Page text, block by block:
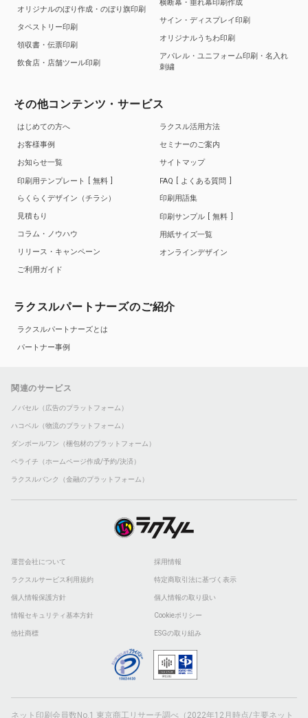
オリジナルのぼり作成・のぼり旗印刷
タペストリー印刷
領収書・伝票印刷
飲食店・店舗ツール印刷
横断幕・垂れ幕印刷作成
サイン・ディスプレイ印刷
オリジナルうちわ印刷
アパレル・ユニフォーム印刷・名入れ
刺繍
その他コンテンツ・サービス
はじめての方へ
お客様事例
お知らせ一覧
印刷用テンプレート
無料
らくらくデザイン（チラシ）
見積もり
コラム・ノウハウ
リリース・キャンペーン
ご利用ガイド
ラクスル活用方法
セミナーのご案内
サイトマップ
FAQ
よくある質問
印刷用語集
印刷サンプル
無料
用紙サイズ一覧
オンラインデザイン
ラクスルパートナーズのご紹介
ラクスルパートナーズとは
パートナー事例
関連のサービス
ノバセル（広告のプラットフォーム）
ハコベル（物流のプラットフォーム）
ダンボールワン（梱包材のプラットフォーム）
ペライチ（ホームページ作成/予約/決済）
ラクスルバンク（金融のプラットフォーム）
運営会社について 採用情報
ラクスルサービス利用規約 特定商取引法に基づく表示
個人情報保護方針 個人情報の取り扱い
情報セキュリティ基本方針 Cookieポリシー
他社商標 ESGの取り組み
ネット印刷会員数No.1 東京商工リサーチ調べ（2022年12月時点/主要ネット